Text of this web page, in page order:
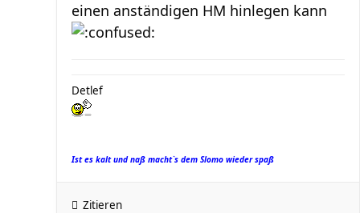
einen anständigen HM hinlegen kann
Detlef
Ist es kalt und naß macht`s dem Slomo wieder spaß
Zitieren